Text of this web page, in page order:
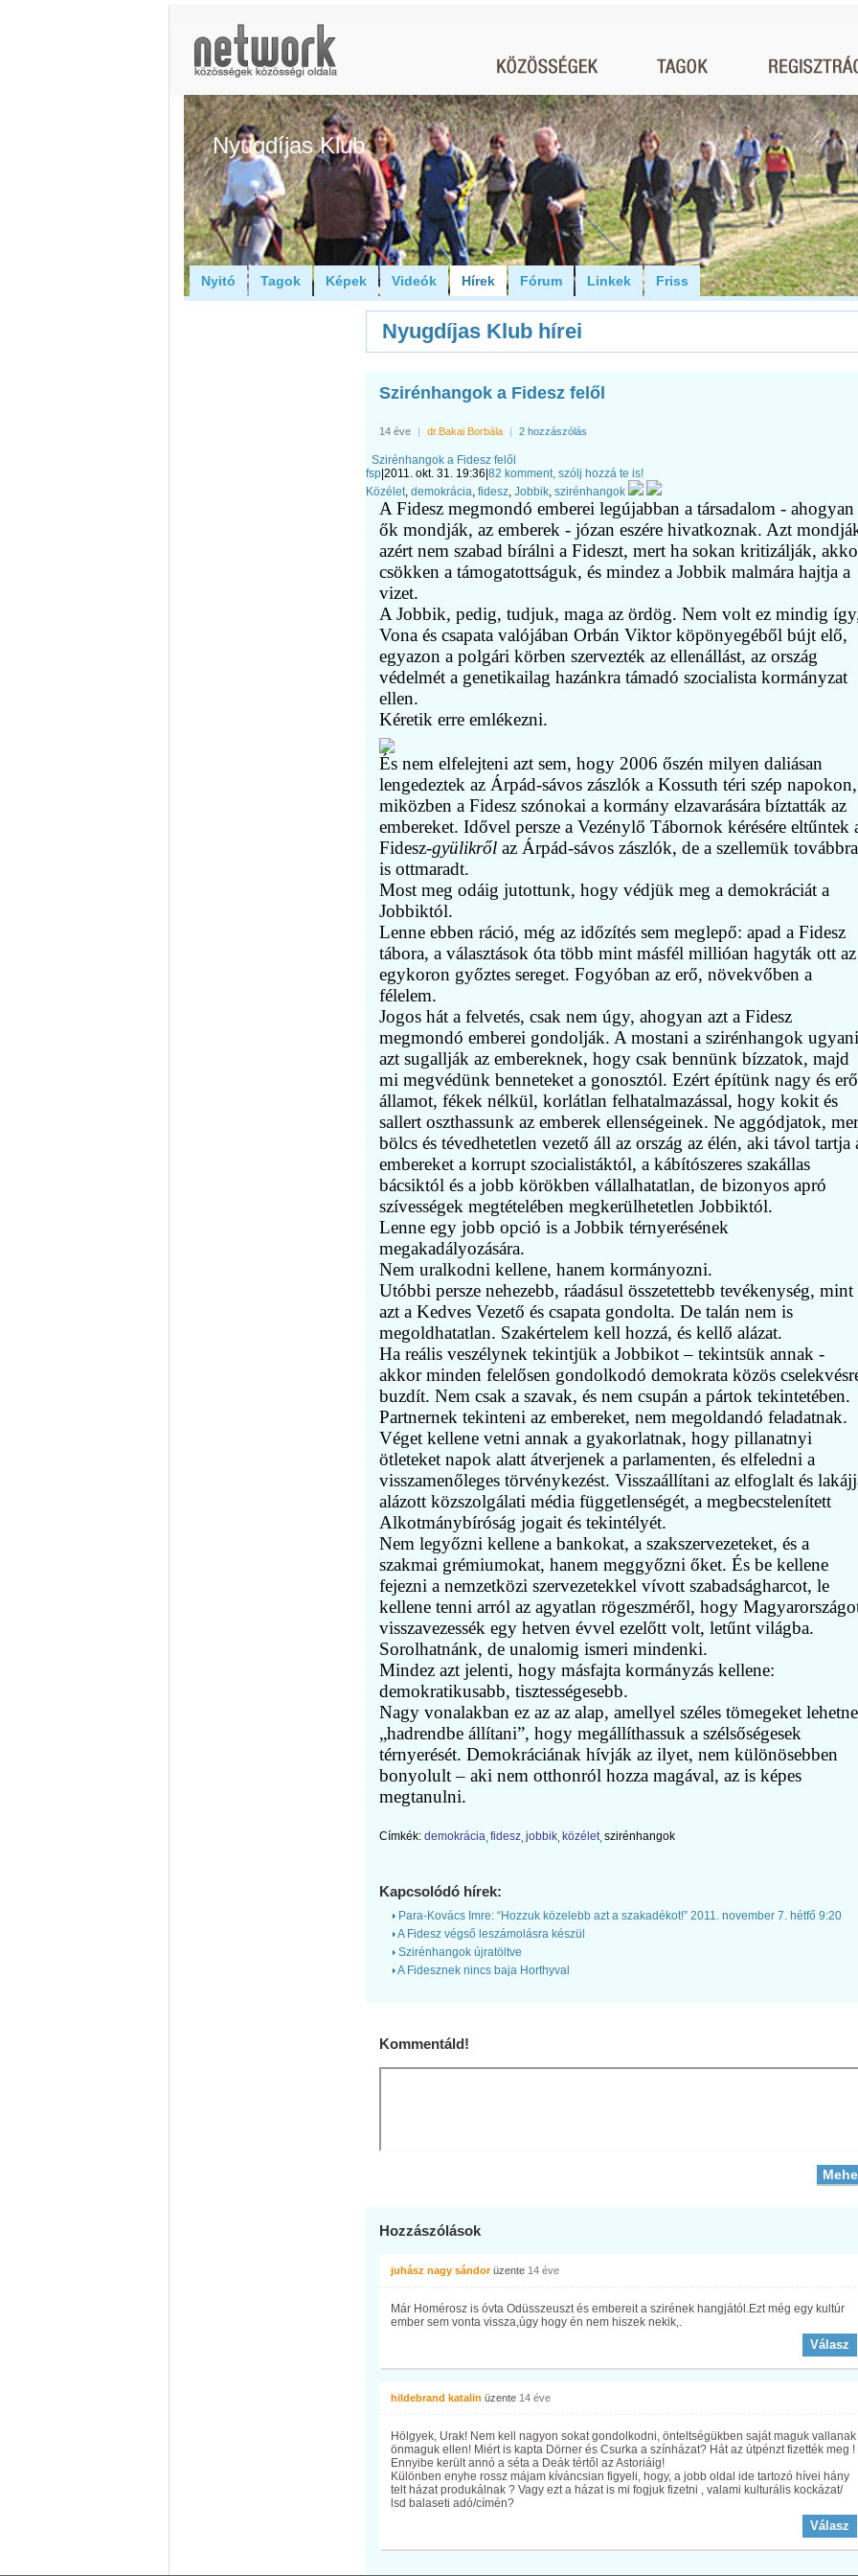
Nyugdíjas Klub
Nyitó Tagok Képek Videók Hírek Fórum Linkek Friss
Nyugdíjas Klub hírei
Szirénhangok a Fidesz felől
14 éve | dr.Bakai Borbála | 2 hozzászólás
Szirénhangok a Fidesz felől
fsp 2011. okt. 31. 19:36 82 komment, szólj hozzá te is!
Közélet, demokrácia, fidesz, Jobbik, szirénhangok
A Fidesz megmondó emberei legújabban a társadalom - ahogyan
ők mondják, az emberek - józan eszére hivatkoznak. Azt
azért nem szabad bírálni a Fideszt, mert ha sokan kritizálják,
csökken a támogatottságuk, és mindez a Jobbik malmára hajtja a
vizet.
A Jobbik, pedig, tudjuk, maga az ördög. Nem volt ez mindig
Vona és csapata valójában Orbán Viktor köpönyegéből bújt elő,
egyazon a polgári körben szervezték az ellenállást, az ország
védelmét a genetikailag hazánkra támadó szocialista kormányzat
ellen.
Kéretik erre emlékezni.
És nem elfelejteni azt sem, hogy 2006 őszén milyen daliásan
lengedeztek az Árpád-sávos zászlók a Kossuth téri szép napokon,
miközben a Fidesz szónokai a kormány elzavarására bíztatták az
embereket. Idővel persze a Vezénylő Tábornok kérésére eltűntek
Fidesz-gyülikről az Árpád-sávos zászlók, de a szellemük továbbra
is ottmaradt.
Most meg odáig jutottunk, hogy védjük meg a demokráciát a
Jobbiktól.
Lenne ebben ráció, még az időzítés sem meglepő: apad a Fidesz
tábora, a választások óta több mint másfél millióan hagyták ott az
egykoron győztes sereget. Fogyóban az erő, növekvőben a
félelem.
Jogos hát a felvetés, csak nem úgy, ahogyan azt a Fidesz
megmondó emberei gondolják. A mostani a szirénhangok
azt sugallják az embereknek, hogy csak bennünk bízzatok, majd
mi megvédünk benneteket a gonosztól. Ezért építünk nagy és
államot, fékek nélkül, korlátlan felhatalmazással, hogy kokit és
sallert oszthassunk az emberek ellenségeinek. Ne aggódjatok,
bölcs és tévedhetetlen vezető áll az ország az élén, aki távol tartja
embereket a korrupt szocialistáktól, a kábítószeres szakállas
bácsiktól és a jobb körökben vállalhatatlan, de bizonyos apró
szívességek megtételében megkerülhetetlen Jobbiktól.
Lenne egy jobb opció is a Jobbik térnyerésének
megakadályozására.
Nem uralkodni kellene, hanem kormányozni.
Utóbbi persze nehezebb, ráadásul összetettebb tevékenység, mint
azt a Kedves Vezető és csapata gondolta. De talán nem is
megoldhatatlan. Szakértelem kell hozzá, és kellő alázat.
Ha reális veszélynek tekintjük a Jobbikot – tekintsük annak -
akkor minden felelősen gondolkodó demokrata közös
buzdít. Nem csak a szavak, és nem csupán a pártok tekintetében.
Partnernek tekinteni az embereket, nem megoldandó feladatnak.
Véget kellene vetni annak a gyakorlatnak, hogy pillanatnyi
ötleteket napok alatt átverjenek a parlamenten, és elfeledni a
visszamenőleges törvénykezést. Visszaállítani az elfoglalt és
alázott közszolgálati média függetlenségét, a megbecstelenített
Alkotmánybíróság jogait és tekintélyét.
Nem legyőzni kellene a bankokat, a szakszervezeteket, és a
szakmai grémiumokat, hanem meggyőzni őket. És be kellene
fejezni a nemzetközi szervezetekkel vívott szabadságharcot, le
kellene tenni arról az agyatlan rögeszméről, hogy
visszavezessék egy hetven évvel ezelőtt volt, letűnt világba.
Sorolhatnánk, de unalomig ismeri mindenki.
Mindez azt jelenti, hogy másfajta kormányzás kellene:
demokratikusabb, tisztességesebb.
Nagy vonalakban ez az az alap, amellyel széles tömegeket lehetne
„hadrendbe állítani”, hogy megállíthassuk a szélsőségesek
térnyerését. Demokráciának hívják az ilyet, nem különösebben
bonyolult – aki nem otthonról hozza magával, az is képes
megtanulni.
Címkék: demokrácia fidesz jobbik közélet szirénhangok
Kapcsolódó hírek:
Para-Kovács Imre: “Hozzuk közelebb azt a szakadékot!” 2011. november 7. hétfő 9:20
A Fidesz végső leszámolásra készül
Szirénhangok újratöltve
A Fidesznek nincs baja Horthyval
Kommentáld!
Hozzászólások
juhász nagy sándorüzente 14 éve
Már Homérosz is óvta Odüsszeuszt és embereit a szirének hangjától.Ezt még egy kultúr
ember sem vonta vissza,úgy hogy én nem hiszek nekik,.
Válasz
hildebrand katalin üzente 14 éve
Hölgyek, Urak! Nem kell nagyon sokat gondolkodni, önteltségükben saját maguk vallanak
önmaguk ellen! Miért is kapta Dörner és Csurka a színházat? Hát az útpénzt fizették meg !
Ennyibe került annó a séta a Deák tértől az Astoriáig!
Különben enyhe rossz májam kíváncsian figyeli, hogy, a jobb oldal ide tartozó hívei hány
telt házat produkálnak ? Vagy ezt a házat is mi fogjuk fizetni , valami kulturális kockázat/
lsd balaseti adó/címén?
Válasz